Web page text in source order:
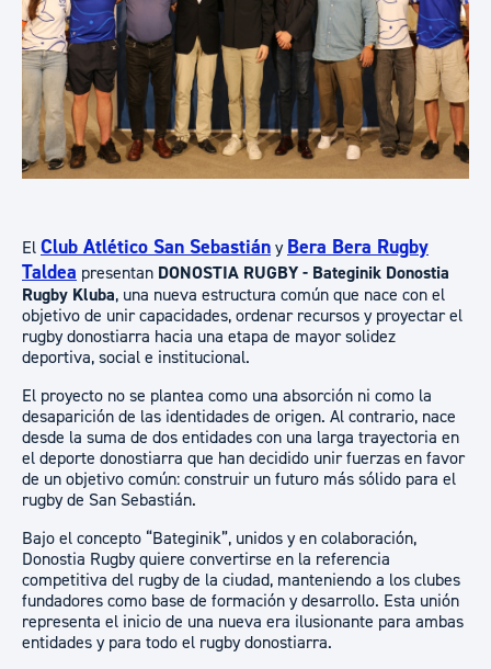
El Club Atlético San Sebastián y Bera Bera Rugby
Taldea presentan DONOSTIA RUGBY - Bateginik Donostia
Rugby Kluba, una nueva estructura común que nace con el
objetivo de unir capacidades, ordenar recursos y proyectar el
rugby donostiarra hacia una etapa de mayor solidez
deportiva, social e institucional.
El proyecto no se plantea como una absorción ni como la
desaparición de las identidades de origen. Al contrario, nace
desde la suma de dos entidades con una larga trayectoria en
el deporte donostiarra que han decidido unir fuerzas en favor
de un objetivo común: construir un futuro más sólido para el
rugby de San Sebastián.
Bajo el concepto “Bateginik”, unidos y en colaboración,
Donostia Rugby quiere convertirse en la referencia
competitiva del rugby de la ciudad, manteniendo a los clubes
fundadores como base de formación y desarrollo. Esta unión
representa el inicio de una nueva era ilusionante para ambas
entidades y para todo el rugby donostiarra.